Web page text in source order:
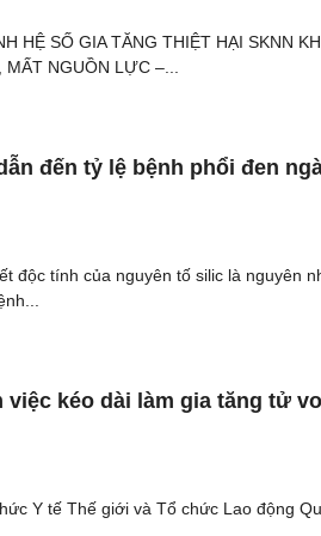
HỆ SỐ GIA TĂNG THIỆT HẠI SKNN
NGUỒN LỰC –...
đến tỷ lệ bệnh phổi đen
độc tính của nguyên tố silic là nguyên
việc kéo dài làm gia tăng tử
Y tế Thế giới và Tổ chức Lao động